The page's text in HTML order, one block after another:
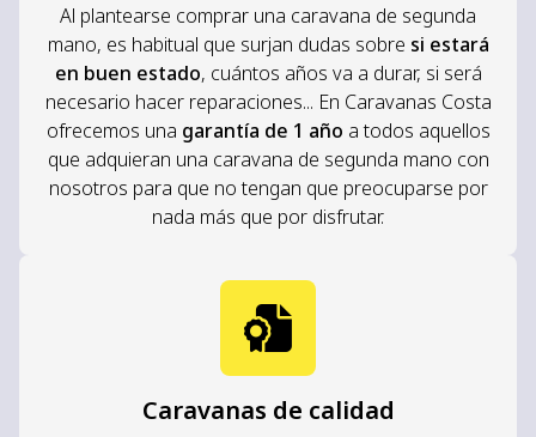
Al plantearse comprar una caravana de segunda
mano, es habitual que surjan dudas sobre si estará
en buen estado, cuántos años va a durar, si será
necesario hacer reparaciones... En Caravanas Costa
ofrecemos una garantía de 1 año a todos aquellos
que adquieran una caravana de segunda mano con
nosotros para que no tengan que preocuparse por
nada más que por disfrutar.
Caravanas de calidad